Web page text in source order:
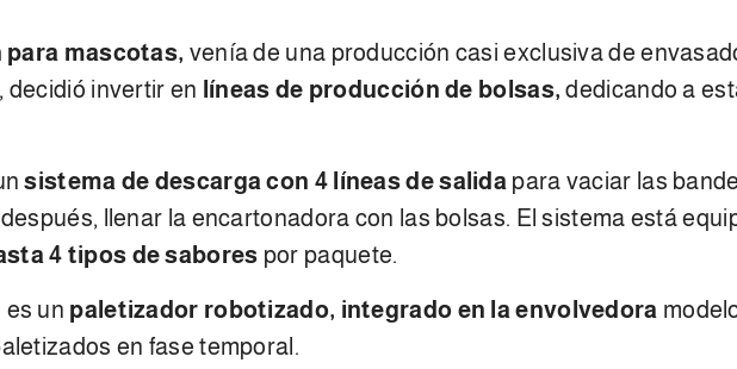
mascotas, venía de una producción casi exclusiva de
decidió invertir en líneas de producción de bolsas,dedicando a
sistema de descarga con 4 líneas de salida para vaciar las
llenar la encartonadora con las bolsas. El sistema está
4 tipos de sabores por paquete.
es un paletizador robotizado, integrado en la envolvedora
en fase temporal.